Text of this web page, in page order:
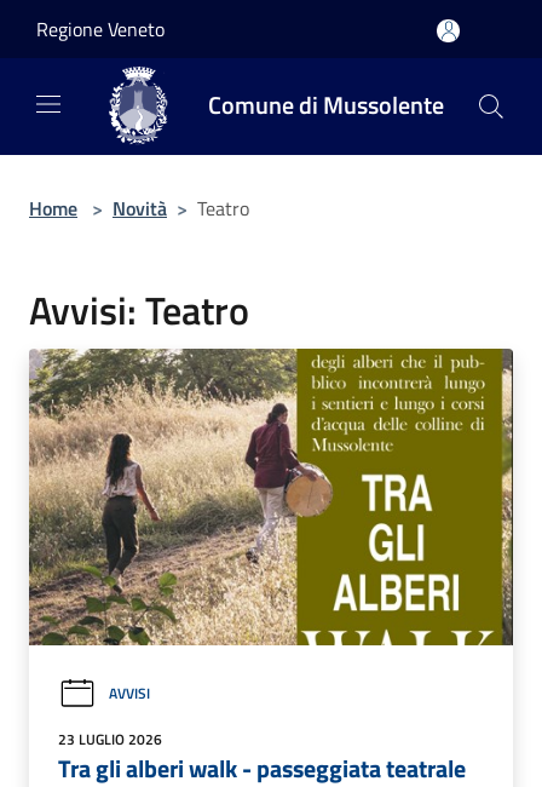
Regione Veneto
Comune di Mussolente
Home > Novità > Teatro
Avvisi: Teatro
AVVISI
23 LUGLIO 2026
Tra gli alberi walk - passeggiata teatrale